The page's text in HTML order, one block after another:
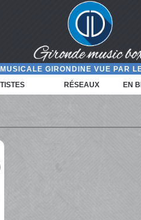
GIRONDINE VUE PAR
RÉSEAUX EN